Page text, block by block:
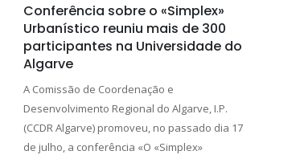
Conferência sobre o «Simplex»
Urbanístico reuniu mais de 300
participantes na Universidade do
Algarve
A Comissão de Coordenação e
Desenvolvimento Regional do Algarve, I.P.
(CCDR Algarve) promoveu, no passado dia 17
de julho, a conferência «O «Simplex»